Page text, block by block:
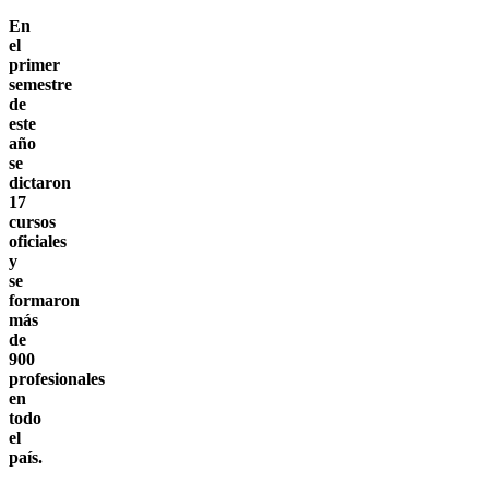
En
el
primer
semestre
de
este
año
se
dictaron
17
cursos
oficiales
y
se
formaron
más
de
900
profesionales
en
todo
el
país.